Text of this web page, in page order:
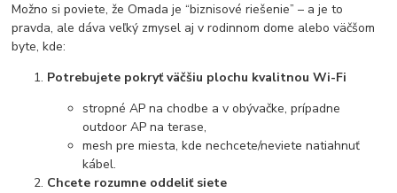
Možno si poviete, že Omada je “biznisové riešenie” – a je to
pravda, ale dáva veľký zmysel aj v rodinnom dome alebo väčšom
byte, kde:
Potrebujete pokryť väčšiu plochu kvalitnou Wi-Fi
stropné AP na chodbe a v obývačke, prípadne
outdoor AP na terase,
mesh pre miesta, kde nechcete/neviete natiahnuť
kábel.
Chcete rozumne oddeliť siete